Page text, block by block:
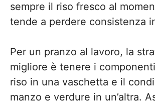
sempre il riso fresco al
tende a perdere consistenza
Per un pranzo al lavoro, la
migliore è tenere i
riso in una vaschetta e il
manzo e verdure in un’altra.